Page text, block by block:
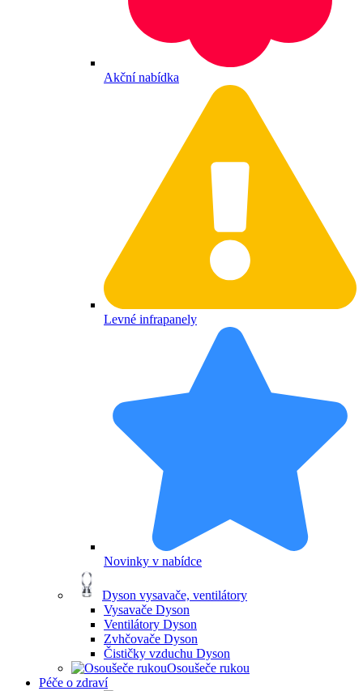
Akční nabídka
Levné infrapanely
Novinky v nabídce
Dyson vysavače, ventilátory
Vysavače Dyson
Ventilátory Dyson
Zvhčovače Dyson
Čističky vzduchu Dyson
Osoušeče rukou
Péče o zdraví